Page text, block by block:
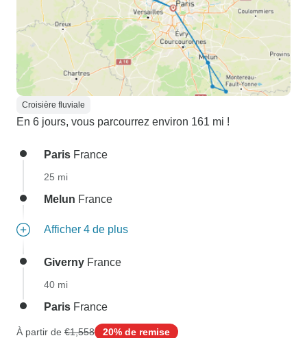
Croisière fluviale
En 6 jours, vous parcourrez environ 161 mi !
Paris France
25 mi
Melun France
Afficher 4 de plus
Giverny France
40 mi
Paris France
À partir de €1,558 20% de remise